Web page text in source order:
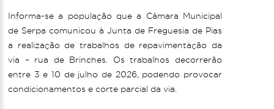
Informa-se a população que a Câmara Municipal
de Serpa comunicou à Junta de Freguesia de Pias
a realização de trabalhos de repavimentação da
via – rua de Brinches. Os trabalhos decorrerão
entre 3 e 10 de julho de 2026, podendo provocar
condicionamentos e corte parcial da via.